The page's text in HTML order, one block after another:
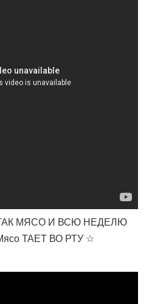
МЯСО И ВСЮ НЕДЕЛЮ
ТАЕТ ВО РТУ ☆